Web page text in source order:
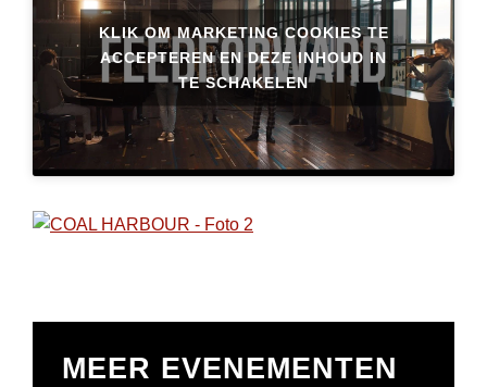
KLIK OM MARKETING COOKIES TE
ACCEPTEREN EN DEZE INHOUD IN
TE SCHAKELEN
MEER EVENEMENTEN